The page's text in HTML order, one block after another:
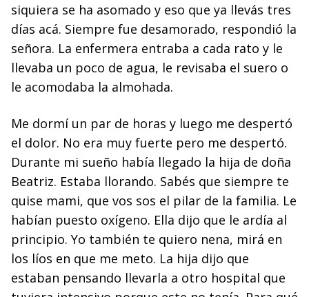
siquiera se ha asomado y eso que ya llevás tres
días acá. Siempre fue desamorado, respondió la
señora. La enfermera entraba a cada rato y le
llevaba un poco de agua, le revisaba el suero o
le acomodaba la almohada.
Me dormí un par de horas y luego me despertó
el dolor. No era muy fuerte pero me despertó.
Durante mi sueño había llegado la hija de doña
Beatriz. Estaba llorando. Sabés que siempre te
quise mami, que vos sos el pilar de la familia. Le
habían puesto oxígeno. Ella dijo que le ardía al
principio. Yo también te quiero nena, mirá en
los líos en que me meto. La hija dijo que
estaban pensando llevarla a otro hospital que